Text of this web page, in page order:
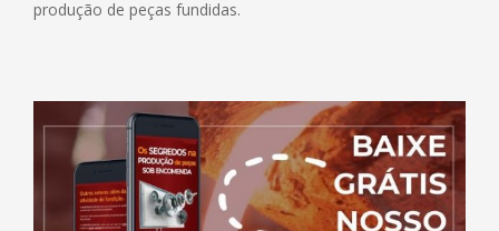
produção de peças fundidas.